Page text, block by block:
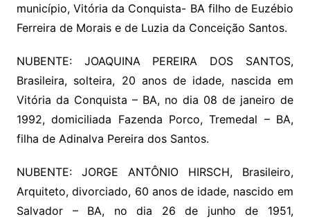
município, Vitória da Conquista- BA filho de Euzébio
Ferreira de Morais e de Luzia da Conceição Santos.
NUBENTE: JOAQUINA PEREIRA DOS SANTOS,
Brasileira, solteira, 20 anos de idade, nascida em
Vitória da Conquista – BA, no dia 08 de janeiro de
1992, domiciliada Fazenda Porco, Tremedal – BA,
filha de Adinalva Pereira dos Santos.
NUBENTE: JORGE ANTÔNIO HIRSCH, Brasileiro,
Arquiteto, divorciado, 60 anos de idade, nascido em
Salvador – BA, no dia 26 de junho de 1951,